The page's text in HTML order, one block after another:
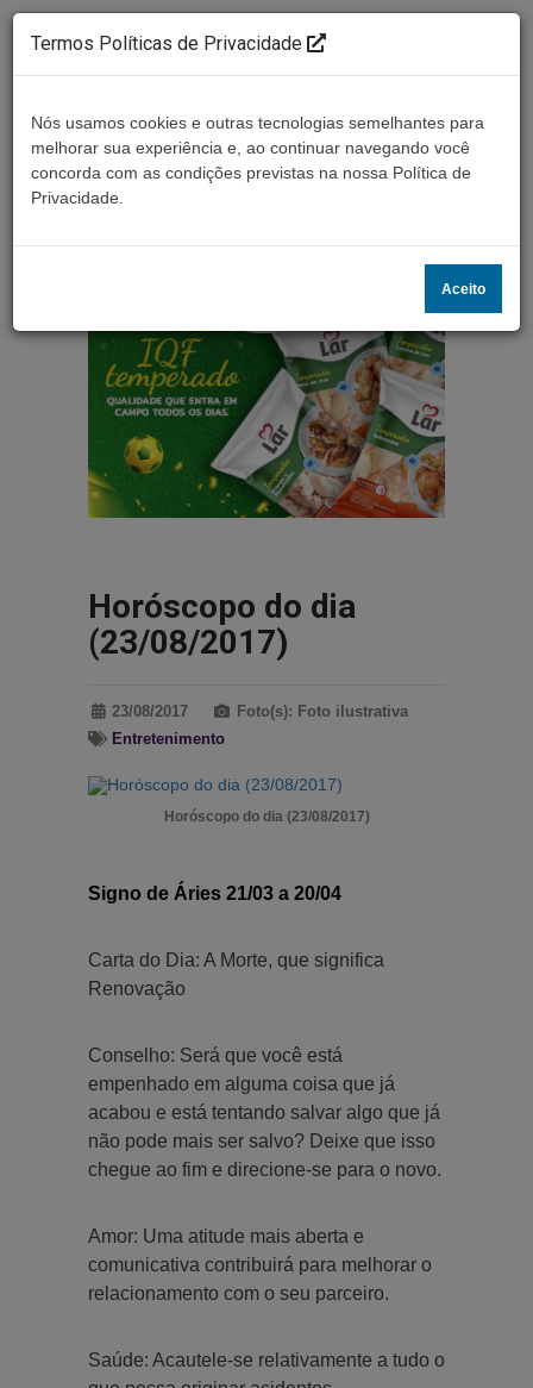
Horóscopo do dia
(23/08/2017)
23/08/2017
Foto(s): Foto ilustrativa
Entretenimento
Horóscopo do dia (23/08/2017)
Signo de Áries 21/03 a 20/04
Carta do Dia: A Morte, que significa
Renovação
Conselho: Será que você está
empenhado em alguma coisa que já
acabou e está tentando salvar algo que já
não pode mais ser salvo? Deixe que isso
chegue ao fim e direcione-se para o novo.
Amor: Uma atitude mais aberta e
comunicativa contribuirá para melhorar o
relacionamento com o seu parceiro.
Saúde: Acautele-se relativamente a tudo o
Termos Políticas de Privacidade
Nós usamos cookies e outras tecnologias semelhantes para
melhorar sua experiência e, ao continuar navegando você
concorda com as condições previstas na nossa Política de
Privacidade.
Aceito